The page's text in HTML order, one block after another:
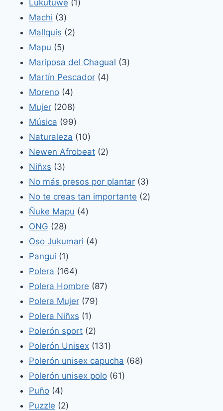
Lukutuwe 1
Machi 33
productos
Mallquis 22
Mapu 55
productos
Mariposa del Chagual 33
Martín Pescador 44
Moreno 44
productos
Mujer 208208
productos
Música 9999
productos
Naturaleza 1010
productos
Newen Afrobeat 22
Niñxs 33
productos
No más presos por plantar 33
productos
No te creas tan importante 22
Ñuke Mapu 44
ONG 2828
productos
Oso Jukumari 44
Pangui 11
producto
Polera 164164
productos
Polera Hombre 8787
Polera Mujer 7979
Polera Niñxs 11
producto
Polerón sport 22
productos
Polerón Unisex 131131
productos
Polerón unisex capucha 6868
Polerón unisex polo 6161
Puño 44
productos
Puzzle 22